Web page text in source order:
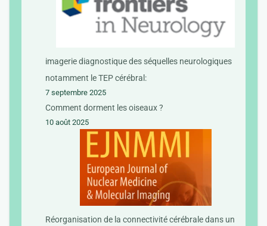
imagerie diagnostique des séquelles neurologiques
notamment le TEP cérébral:
7 septembre 2025
Comment dorment les oiseaux ?
10 août 2025
Réorganisation de la connectivité cérébrale dans un